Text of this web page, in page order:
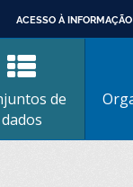
ACESSO À INFORMAÇÃO
de
dados